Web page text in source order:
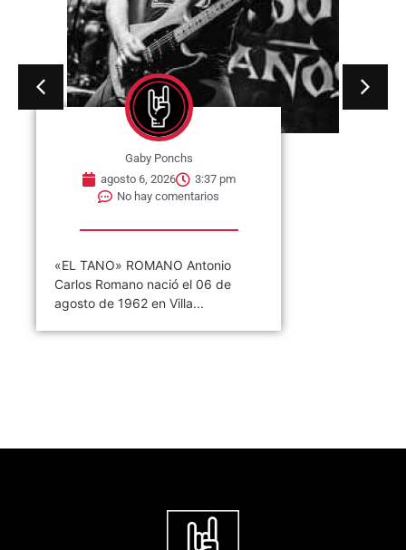
Gaby Ponchs
agosto 6, 2026
3:37 pm
No hay comentarios
«EL TANO» ROMANO Antonio
Carlos Romano nació el 06 de
agosto de 1962 en Villa...